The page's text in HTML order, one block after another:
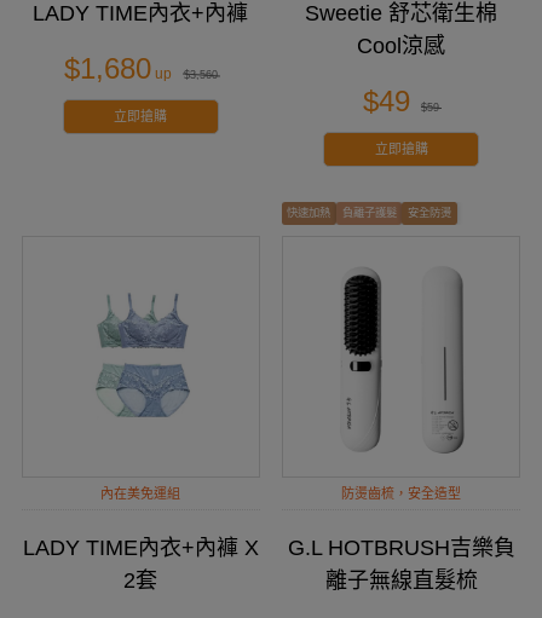
LADY TIME內衣+內褲
$1,680 $3,560
立即搶購
Sweetie 舒芯衛生棉
Cool涼感
$49 $59
立即搶購
內在美免運組
LADY TIME內衣+內褲 X
2套
快速加熱 負離子護髮 安全防燙
防燙齒梳，安全造型
G.L HOTBRUSH吉樂負
離子無線直髮梳